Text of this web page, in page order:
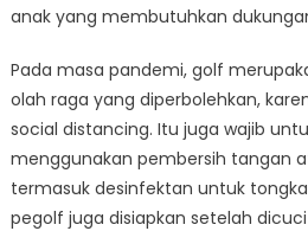
anak yang membutuhkan
Pada masa pandemi, golf
olah raga yang diperbolehkan,
social distancing. Itu juga wajib
menggunakan pembersih tangan
termasuk desinfektan untuk
pegolf juga disiapkan setelah